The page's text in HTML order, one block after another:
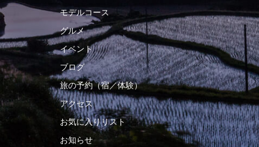
モデルコース
グルメ
イベント
ブログ
旅の予約（宿／体験）
アクセス
お気に入りリスト
お知らせ